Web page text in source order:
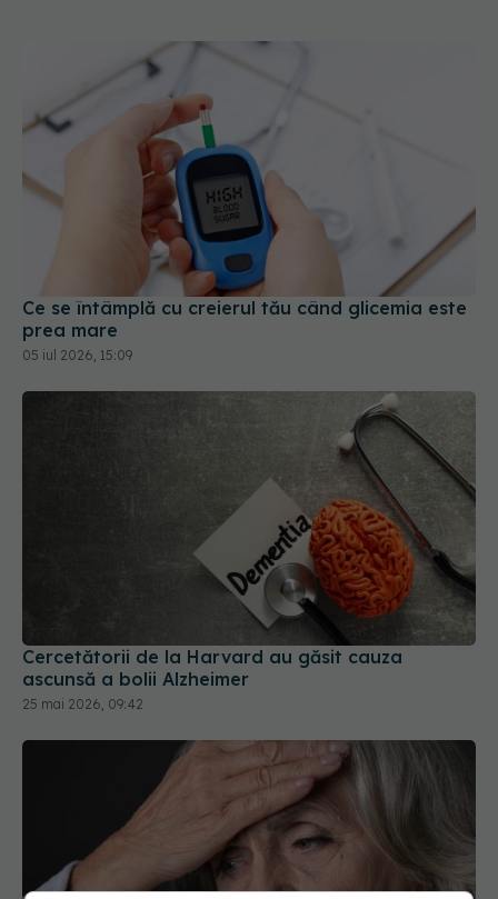
Ce se întâmplă cu creierul tău când glicemia este
Cercetătorii de la Harvard au găsit cauza
ascunsă a bolii Alzheimer